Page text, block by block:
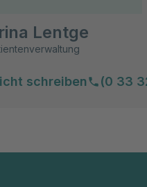
Lentge
schreiben (0 33